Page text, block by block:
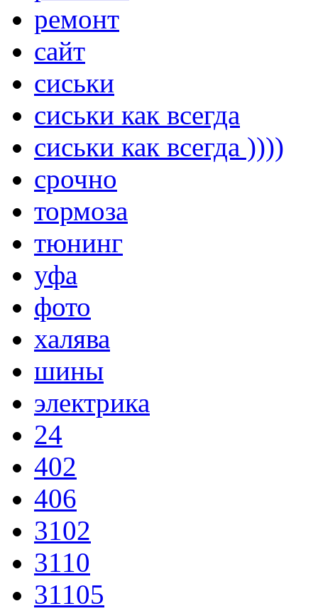
ремонт
сайт
сиськи
сиськи как всегда
сиськи как всегда ))))
срочно
тормоза
тюнинг
уфа
фото
халява
шины
электрика
24
402
406
3102
3110
31105